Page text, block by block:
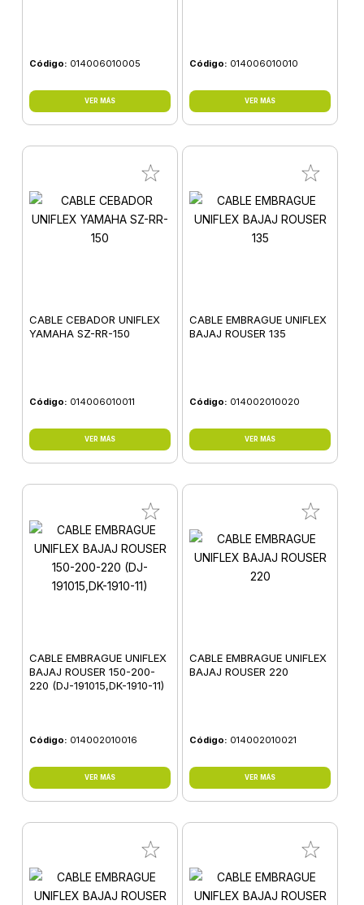
Código: 014006010005
VER MÁS
Código: 014006010010
VER MÁS
CABLE CEBADOR UNIFLEX
YAMAHA SZ-RR-150
Código: 014006010011
VER MÁS
CABLE EMBRAGUE UNIFLEX
BAJAJ ROUSER 135
Código: 014002010020
VER MÁS
CABLE EMBRAGUE UNIFLEX
BAJAJ ROUSER 150-200-
220 (DJ-191015,DK-1910-11)
Código: 014002010016
VER MÁS
CABLE EMBRAGUE UNIFLEX
BAJAJ ROUSER 220
Código: 014002010021
VER MÁS